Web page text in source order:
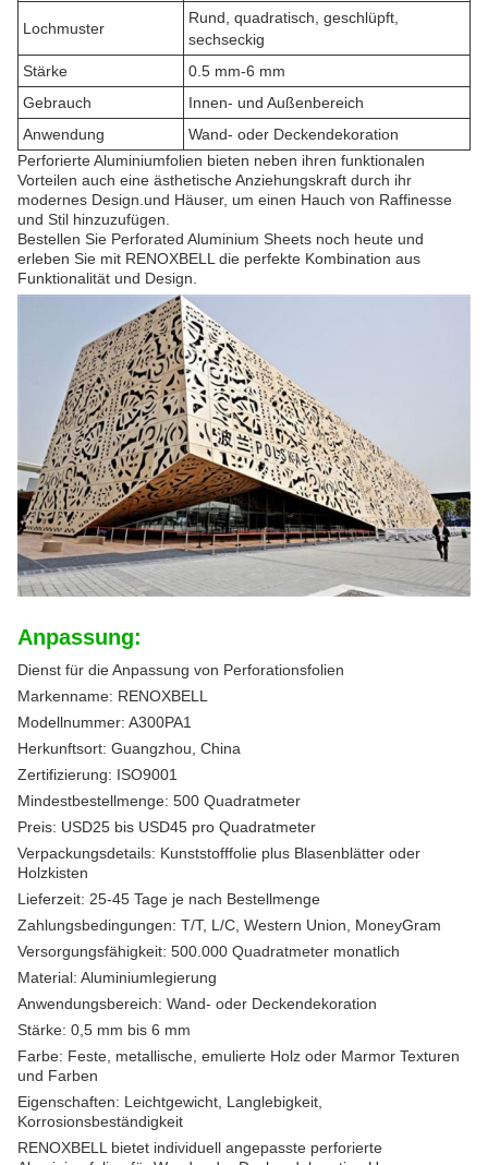
Lochmuster
Rund, quadratisch, geschlüpft,
sechseckig
Stärke
0.5 mm-6 mm
Gebrauch
Innen- und Außenbereich
Anwendung
Wand- oder Deckendekoration
Perforierte Aluminiumfolien bieten neben ihren funktionalen
Vorteilen auch eine ästhetische Anziehungskraft durch ihr
modernes Design.und Häuser, um einen Hauch von Raffinesse
und Stil hinzuzufügen.
Bestellen Sie Perforated Aluminium Sheets noch heute und
erleben Sie mit RENOXBELL die perfekte Kombination aus
Funktionalität und Design.
Anpassung:
Dienst für die Anpassung von Perforationsfolien
Markenname: RENOXBELL
Modellnummer: A300PA1
Herkunftsort: Guangzhou, China
Zertifizierung: ISO9001
Mindestbestellmenge: 500 Quadratmeter
Preis: USD25 bis USD45 pro Quadratmeter
Verpackungsdetails: Kunststofffolie plus Blasenblätter oder
Holzkisten
Lieferzeit: 25-45 Tage je nach Bestellmenge
Zahlungsbedingungen: T/T, L/C, Western Union, MoneyGram
Versorgungsfähigkeit: 500.000 Quadratmeter monatlich
Material: Aluminiumlegierung
Anwendungsbereich: Wand- oder Deckendekoration
Stärke: 0,5 mm bis 6 mm
Farbe: Feste, metallische, emulierte Holz oder Marmor Texturen
und Farben
Eigenschaften: Leichtgewicht, Langlebigkeit,
Korrosionsbeständigkeit
RENOXBELL bietet individuell angepasste perforierte